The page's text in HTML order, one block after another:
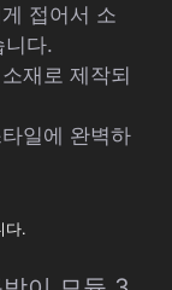
접어서 소
니다.
재로 제작되
일에 완벽하
다.